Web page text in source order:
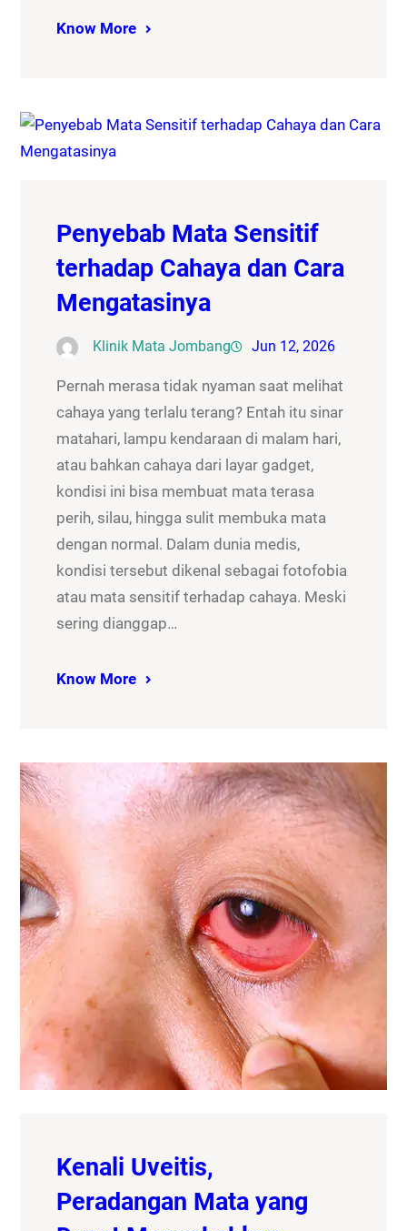
Know More
Penyebab Mata Sensitif
terhadap Cahaya dan Cara
Mengatasinya
Klinik Mata Jombang Jun 12, 2026
Pernah merasa tidak nyaman saat melihat
cahaya yang terlalu terang? Entah itu sinar
matahari, lampu kendaraan di malam hari,
atau bahkan cahaya dari layar gadget,
kondisi ini bisa membuat mata terasa
perih, silau, hingga sulit membuka mata
dengan normal. Dalam dunia medis,
kondisi tersebut dikenal sebagai fotofobia
atau mata sensitif terhadap cahaya. Meski
sering dianggap…
Know More
Kenali Uveitis,
Peradangan Mata yang